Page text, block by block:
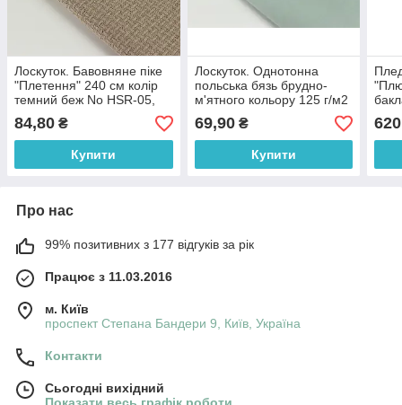
Лоскуток. Бавовняне піке
"Плетення" 240 см колір
темний беж No HSR-05,
58*90 см
84,80 ₴
Купити
Лоскуток. Однотонна
польська бязь брудно-
м'ятного кольору 125 г/м2
No 941, 56*160 см
69,90₴
Купити
90/
620
Про нас
99% позитивних з 177 відгуків за рік
Працює з 11.03.2016
м. Київ
проспект Степана Бандери 9, Київ, Україна
Контакти
Сьогодні вихідний